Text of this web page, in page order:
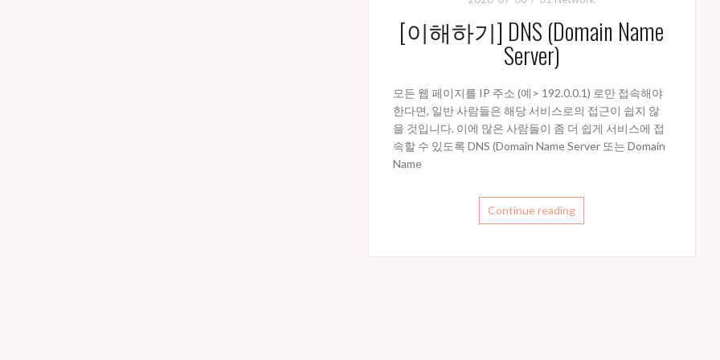
[이해하기] DNS (Domain Name
Server)
모든 웹 페이지를 IP 주소 (예> 192.0.0.1) 로만 접속해야
한다면, 일반 사람들은 해당 서비스로의 접근이 쉽지 않
을 것입니다. 이에 많은 사람들이 좀 더 쉽게 서비스에 접
속할 수 있도록 DNS (Domain Name Server 또는 Domain
Name
Continue reading